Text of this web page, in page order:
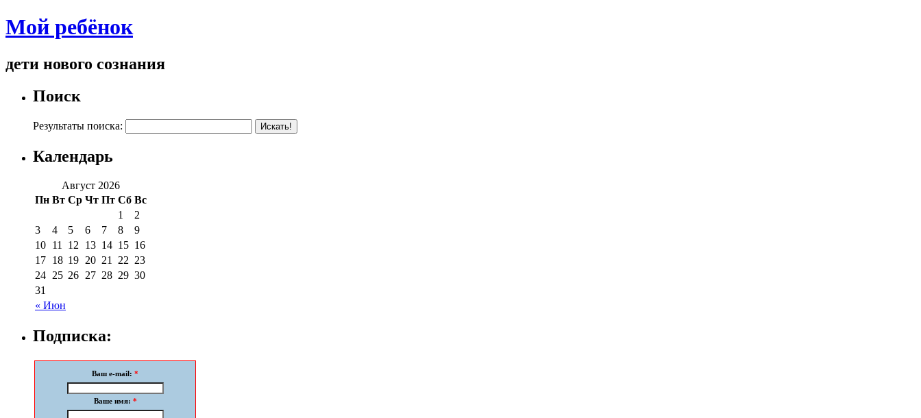
Мой ребёнок
дети нового сознания
Поиск
Результаты поиска:
Календарь
Август 2026
Пн Вт Ср Чт Пт Сб Вс
« Июн
1
2
3
4 5 6 7 8
9
10 11 12 13 14 15 16
17 18 19 20 21 22 23
24 25 26 27 28 29 30
31
Подписка:
Ваш e-mail: *
Ваше имя: *